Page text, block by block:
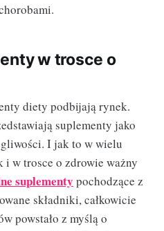
w trosce o
diety podbijają rynek.
suplementy jako
I jak to w wielu
w trosce o zdrowie ważny
suplementy pochodzące z
składniki, całkowicie
powstało z myślą o